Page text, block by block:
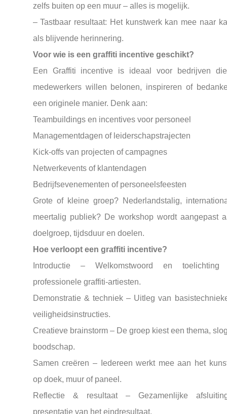
zelfs buiten op een muur – alles is mogelijk.
– Tastbaar resultaat: Het kunstwerk kan mee naar
als blijvende herinnering.
Voor wie is een graffiti incentive geschikt?
Een Graffiti incentive is ideaal voor bedrijven
medewerkers willen belonen, inspireren of
een originele manier. Denk aan:
Teambuildings en incentives voor personeel
Managementdagen of leiderschapstrajecten
Kick-offs van projecten of campagnes
Netwerkevents of klantendagen
Bedrijfsevenementen of personeelsfeesten
Grote of kleine groep? Nederlandstalig,
meertalig publiek? De workshop wordt aangepast
doelgroep, tijdsduur en doelen.
Hoe verloopt een graffiti incentive?
Introductie – Welkomstwoord en toelichting
professionele graffiti-artiesten.
Demonstratie & techniek – Uitleg van
veiligheidsinstructies.
Creatieve brainstorm – De groep kiest een thema,
boodschap.
Samen creëren – Iedereen werkt mee aan het
op doek, muur of paneel.
Reflectie & resultaat – Gezamenlijke
presentatie van het eindresultaat.